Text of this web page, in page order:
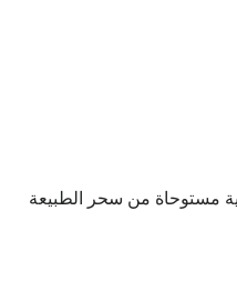
مستوحاة من سحر الطبيعة